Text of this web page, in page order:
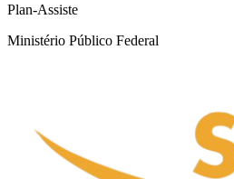
Plan-Assiste
Ministério Público Federal